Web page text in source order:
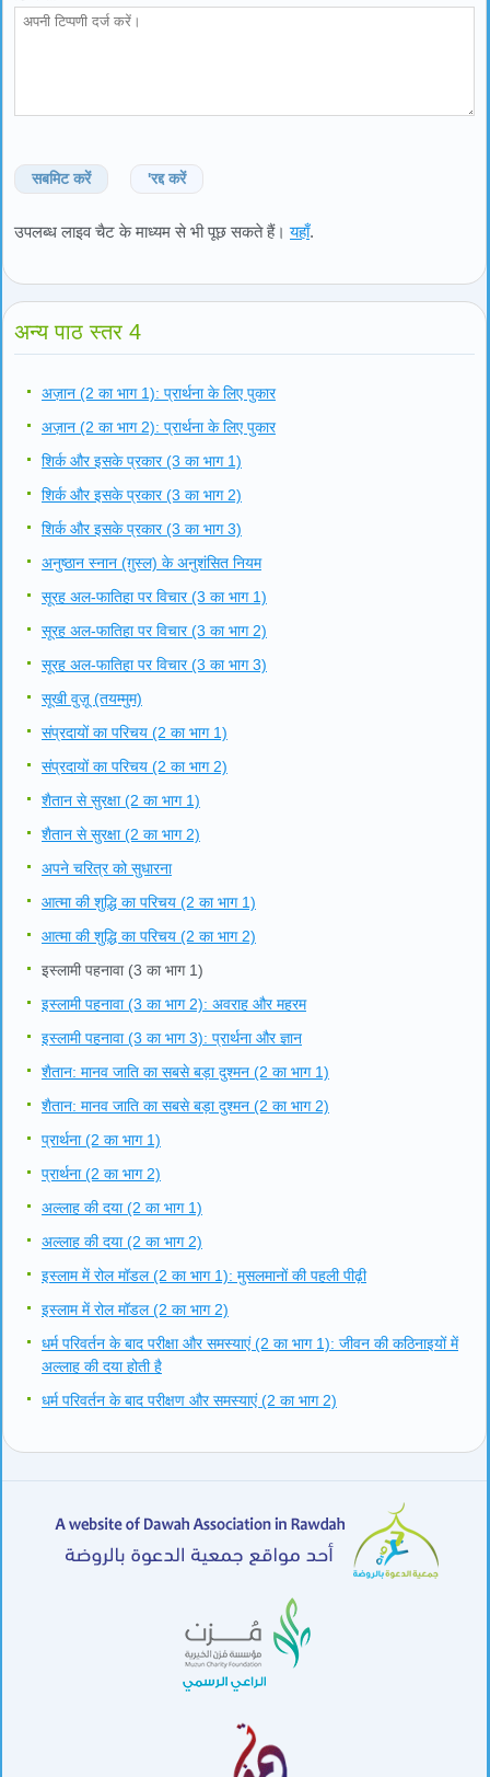
सबमिट करें 'रद्द करें
उपलब्ध लाइव चैट के माध्यम से भी पूछ सकते हैं।यहाँ.
अन्य पाठ स्तर 4
अज़ान (2 का भाग 1): प्रार्थना के लिए पुकार
अज़ान (2 का भाग 2): प्रार्थना के लिए पुकार
शिर्क और इसके प्रकार (3 का भाग 1)
शिर्क और इसके प्रकार (3 का भाग 2)
शिर्क और इसके प्रकार (3 का भाग 3)
अनुष्ठान स्नान (ग़ुस्ल) के अनुशंसित नियम
सूरह अल-फातिहा पर विचार (3 का भाग 1)
सूरह अल-फातिहा पर विचार (3 का भाग 2)
सूरह अल-फातिहा पर विचार (3 का भाग 3)
सूखी वुज़ू (तयम्मुम)
संप्रदायों का परिचय (2 का भाग 1)
संप्रदायों का परिचय (2 का भाग 2)
शैतान से सुरक्षा (2 का भाग 1)
शैतान से सुरक्षा (2 का भाग 2)
अपने चरित्र को सुधारना
आत्मा की शुद्धि का परिचय (2 का भाग 1)
आत्मा की शुद्धि का परिचय (2 का भाग 2)
इस्लामी पहनावा (3 का भाग 1)
इस्लामी पहनावा (3 का भाग 2): अवराह और महरम
इस्लामी पहनावा (3 का भाग 3): प्रार्थना और ज्ञान
शैतान: मानव जाति का सबसे बड़ा दुश्मन (2 का भाग 1)
शैतान: मानव जाति का सबसे बड़ा दुश्मन (2 का भाग 2)
प्रार्थना (2 का भाग 1)
प्रार्थना (2 का भाग 2)
अल्लाह की दया (2 का भाग 1)
अल्लाह की दया (2 का भाग 2)
इस्लाम में रोल मॉडल (2 का भाग 1): मुसलमानों की पहली पीढ़ी
इस्लाम में रोल मॉडल (2 का भाग 2)
धर्म परिवर्तन के बाद परीक्षा और समस्याएं (2 का भाग 1): जीवन की कठिनाइयों में
अल्लाह की दया होती है
धर्म परिवर्तन के बाद परीक्षण और समस्याएं (2 का भाग 2)